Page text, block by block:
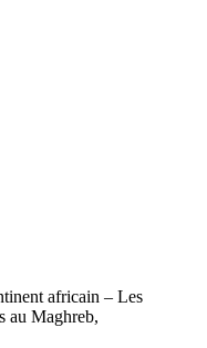
africain – Les
au Maghreb,